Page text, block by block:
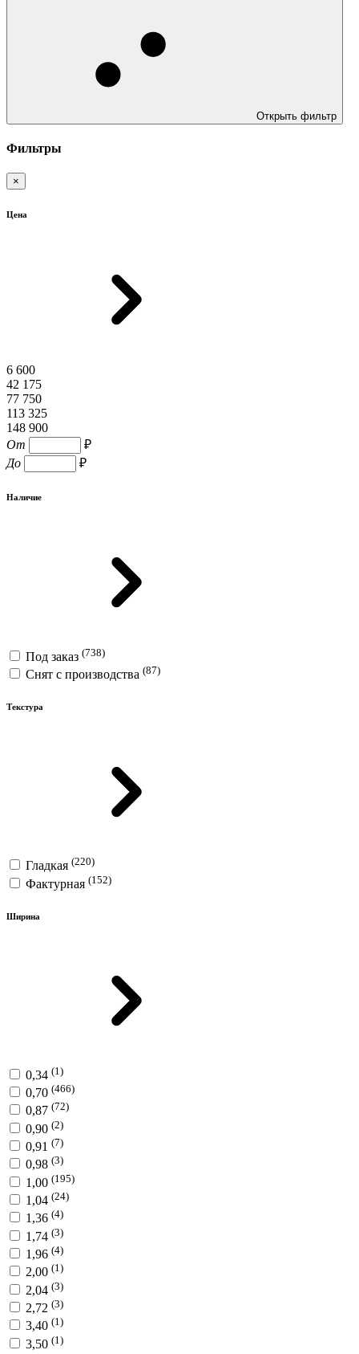
Открыть фильтр
Фильтры
×
Цена
6 600
42 175
77 750
113 325
148 900
От
₽
До
₽
Наличие
Под заказ (738)
Снят с производства (87)
Текстура
Гладкая (220)
Фактурная (152)
Ширина
0,34 (1)
0,70 (466)
0,87 (72)
0,90 (2)
0,91 (7)
0,98 (3)
1,00 (195)
1,04 (24)
1,36 (4)
1,74 (3)
1,96 (4)
2,00 (1)
2,04 (3)
2,72 (3)
3,40 (1)
3,50 (1)